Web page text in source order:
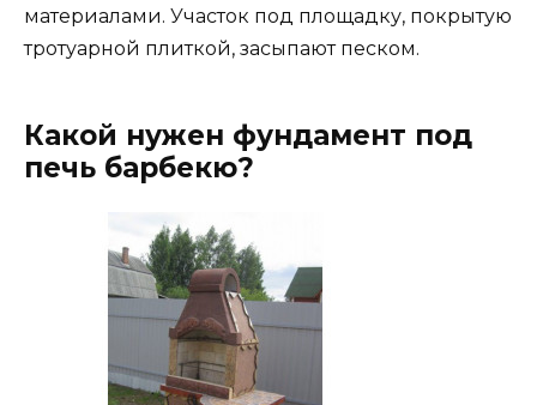
материалами. Участок под площадку, покрытую
тротуарной плиткой, засыпают песком.
Какой нужен фундамент под
печь барбекю?